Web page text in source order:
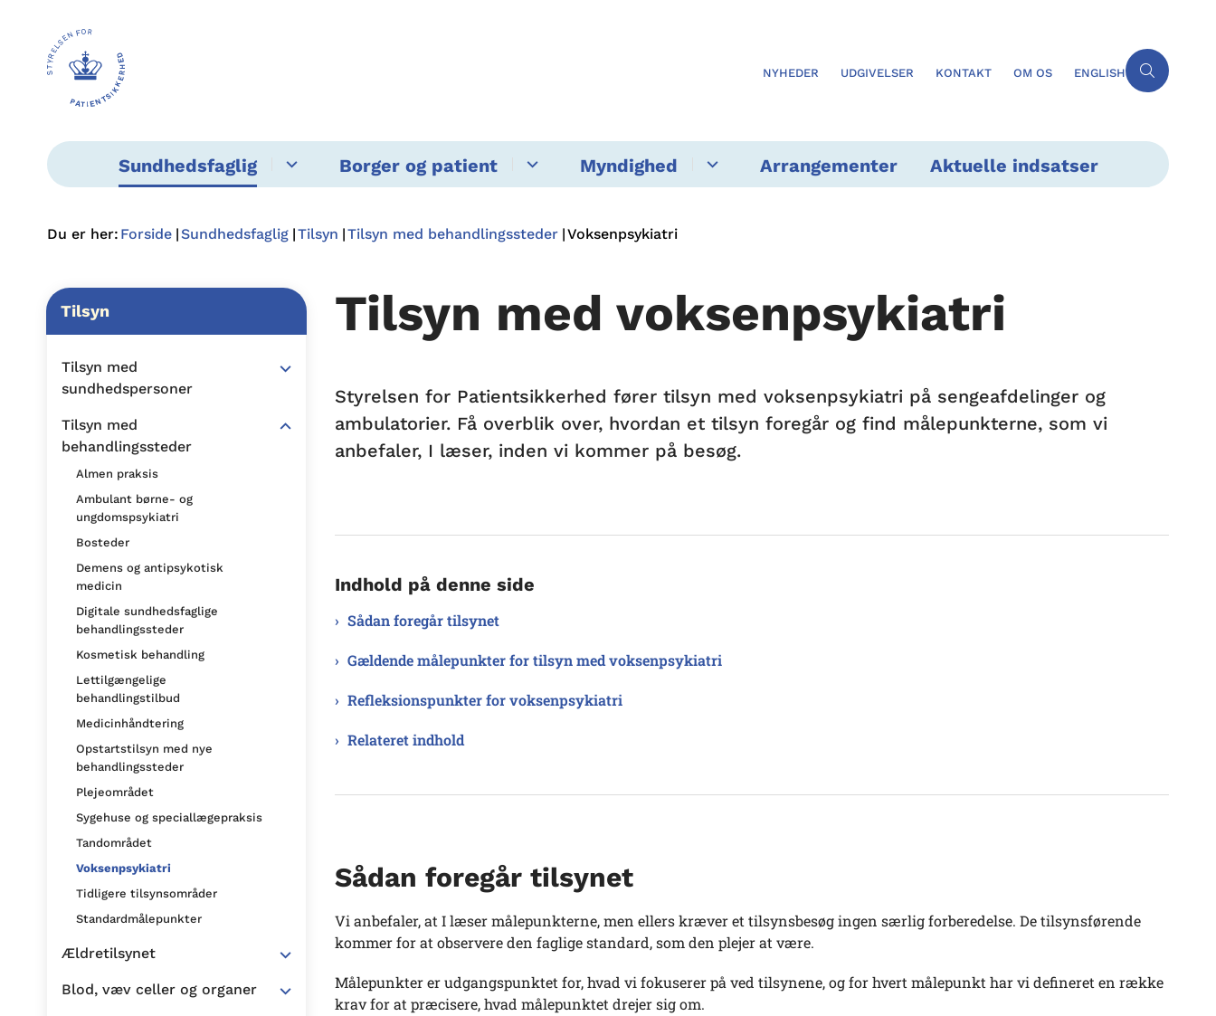
NYHEDER UDGIVELSER KONTAKT OM OS ENGLISH
Sundhedsfaglig Borger og patient Myndighed Arrangementer Aktuelle indsatser
Du er her: Forside Sundhedsfaglig Tilsyn Tilsyn med behandlingssteder Voksenpsykiatri
Tilsyn
Tilsyn med
sundhedspersoner
Tilsyn med
behandlingssteder
Almen praksis
Ambulant børne- og
ungdomspsykiatri
Bosteder
Demens og antipsykotisk
medicin
Digitale sundhedsfaglige
behandlingssteder
Kosmetisk behandling
Lettilgængelige
behandlingstilbud
Medicinhåndtering
Opstartstilsyn med nye
behandlingssteder
Plejeområdet
Sygehuse og speciallægepraksis
Tandområdet
Voksenpsykiatri
Tidligere tilsynsområder
Standardmålepunkter
Ældretilsynet
Blod, væv celler og organer
Tilsyn med voksenpsykiatri
Styrelsen for Patientsikkerhed fører tilsyn med voksenpsykiatri på sengeafdelinger og
ambulatorier. Få overblik over, hvordan et tilsyn foregår og find målepunkterne, som vi
anbefaler, I læser, inden vi kommer på besøg.
Indhold på denne side
Sådan foregår tilsynet
Gældende målepunkter for tilsyn med voksenpsykiatri
Refleksionspunkter for voksenpsykiatri
Relateret indhold
Sådan foregår tilsynet
Vi anbefaler, at I læser målepunkterne, men ellers kræver et tilsynsbesøg ingen særlig forberedelse. De tilsynsførende
kommer for at observere den faglige standard, som den plejer at være.
Målepunkter er udgangspunktet for, hvad vi fokuserer på ved tilsynene, og for hvert målepunkt har vi defineret en række
krav for at præcisere, hvad målepunktet drejer sig om.